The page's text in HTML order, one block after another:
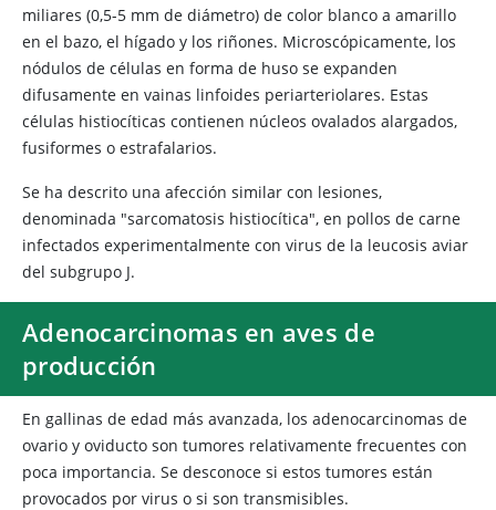
miliares (0,5-5 mm de diámetro) de color blanco a amarillo
en el bazo, el hígado y los riñones. Microscópicamente, los
nódulos de células en forma de huso se expanden
difusamente en vainas linfoides periarteriolares. Estas
células histiocíticas contienen núcleos ovalados alargados,
fusiformes o estrafalarios.
Se ha descrito una afección similar con lesiones,
denominada "sarcomatosis histiocítica", en pollos de carne
infectados experimentalmente con virus de la leucosis aviar
del subgrupo J.
Adenocarcinomas en aves de
producción
En gallinas de edad más avanzada, los adenocarcinomas de
ovario y oviducto son tumores relativamente frecuentes con
poca importancia. Se desconoce si estos tumores están
provocados por virus o si son transmisibles.